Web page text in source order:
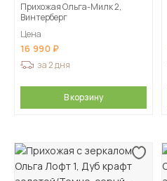
Прихожая Ольга-Милк 2,
Винтерберг
Цена
16 990
за 2 дня
В корзину